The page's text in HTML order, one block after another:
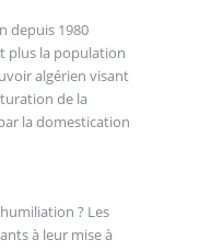
depuis 1980
plus la population
algérien visant
de la
la domestication
? Les
à leur mise à